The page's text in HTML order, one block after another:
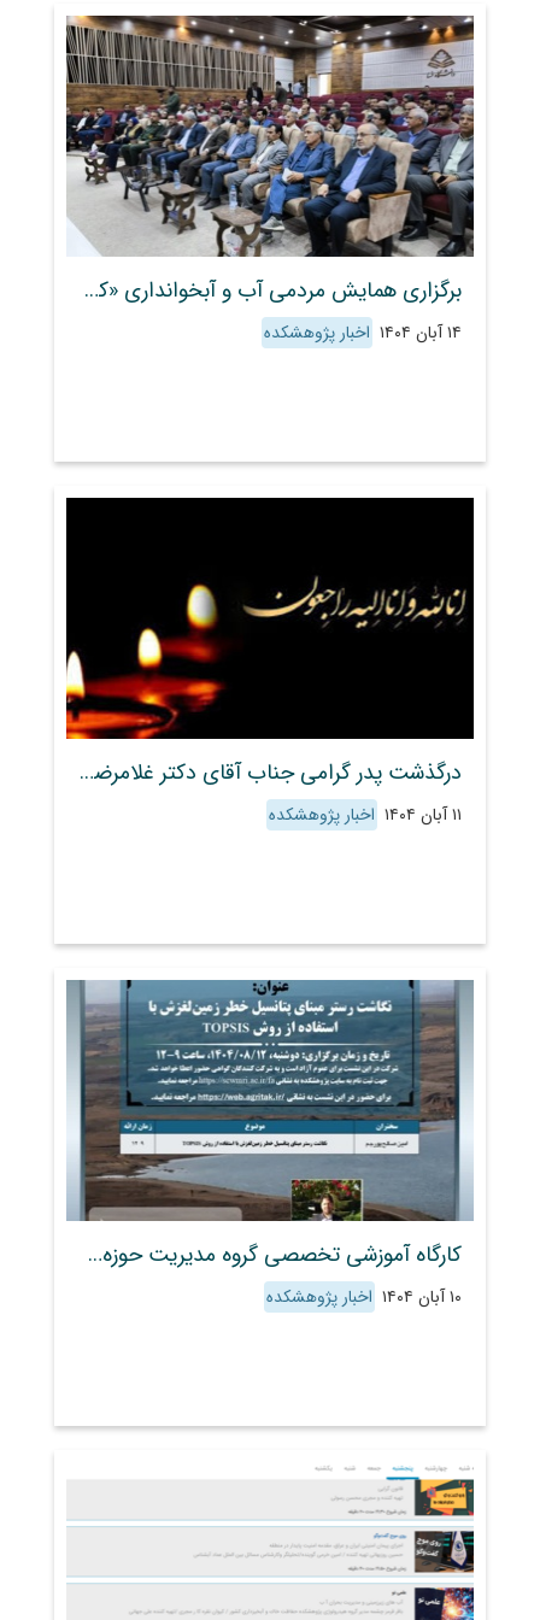
برگزاری همایش مردمی آب و آبخوانداری «کوثر حیات» در فسا
۱۴ آبان ۱۴۰۴ اخبار پژوهشکده
درگذشت پدر گرامی جناب آقای دکتر غلامرضا گل‌محمدی
۱۱ آبان ۱۴۰۴ اخبار پژوهشکده
کارگاه آموزشی تخصصی گروه مدیریت حوزه‌های آبخیز
۱۰ آبان ۱۴۰۴ اخبار پژوهشکده